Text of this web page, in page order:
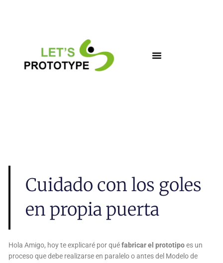
Cuidado con los goles
en propia puerta
Hola Amigo, hoy te explicaré por quéfabricar el prototipoes un
proceso que debe realizarse en paralelo o antes del Modelo de